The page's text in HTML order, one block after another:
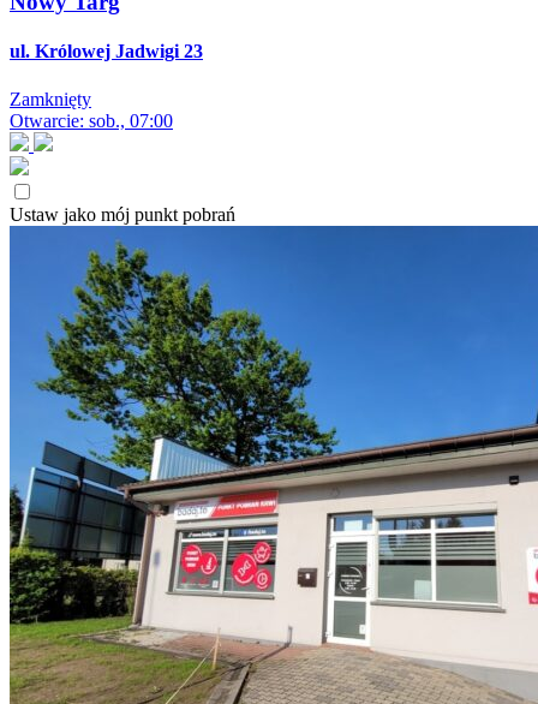
ul. Królowej Jadwigi 23
Zamknięty
Otwarcie: sob., 07:00
Ustaw jako mój punkt pobrań